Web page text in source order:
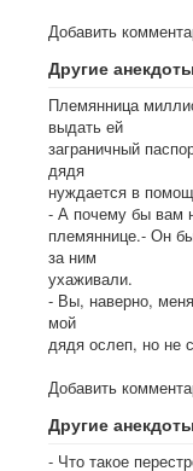
Добавить
Другие
Племянница
выдать ей
заграничный
дядя
нуждается в
- А почему бы вам
племяннице.- Он
за ним
ухаживали.
- Вы, наверно,
мой
дядя ослеп, но не
Добавить
Другие
- Что такое